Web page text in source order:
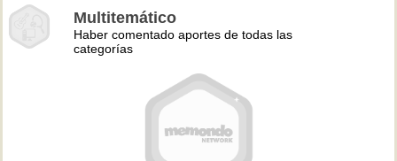
Multitemático
Haber comentado aportes de todas las
categorías